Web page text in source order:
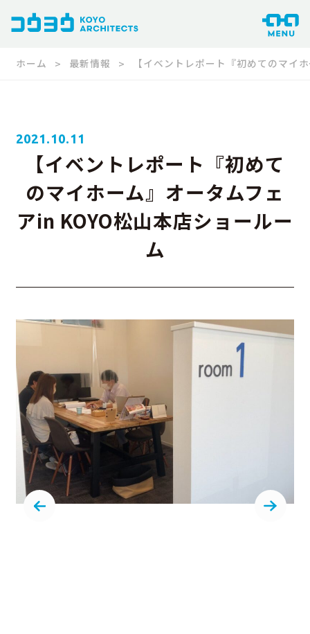
ホーム 最新情報 【イベントレポート『初めてのマイ
【イベントレポート『初めて
のマイホーム』オータムフェ
アin KOYO松山本店ショールー
ム
2021.10.11